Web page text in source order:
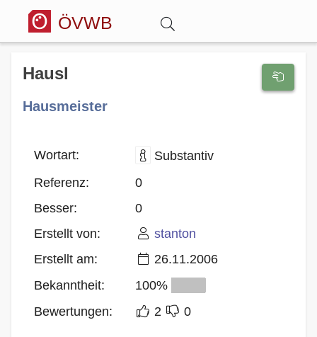
ÖVWB
Anmelden
Wörterbuch
Hitparade
Blog
Hausl
Hausmeister
Wortart:
Substantiv
Referenz:
0
Besser:
0
Erstellt von:
stanton
Erstellt am:
26.11.2006
Bekanntheit:
100%
Bewertungen:
2 0